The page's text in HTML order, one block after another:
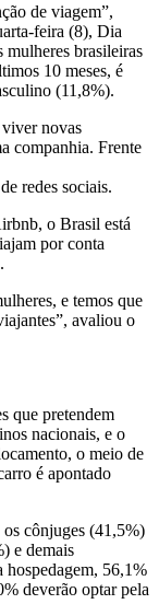
de viagem”,
feira (8), Dia
brasileiras
10 meses, é
(11,8%).
novas
companhia. Frente
redes sociais.
o Brasil está
por conta
e temos que
avaliou o
que pretendem
nacionais, e o
o meio de
é apontado
os cônjuges (41,5%)
e demais
hospedagem, 56,1%
deverão optar pela